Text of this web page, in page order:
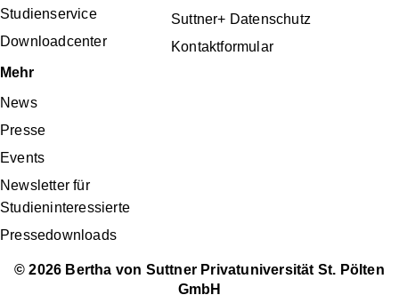
Studienservice
Downloadcenter
Suttner+ Datenschutz
Kontaktformular
Mehr
News
Presse
Events
Newsletter für
Studieninteressierte
Pressedownloads
© 2026 Bertha von Suttner Privatuniversität St. Pölten
GmbH